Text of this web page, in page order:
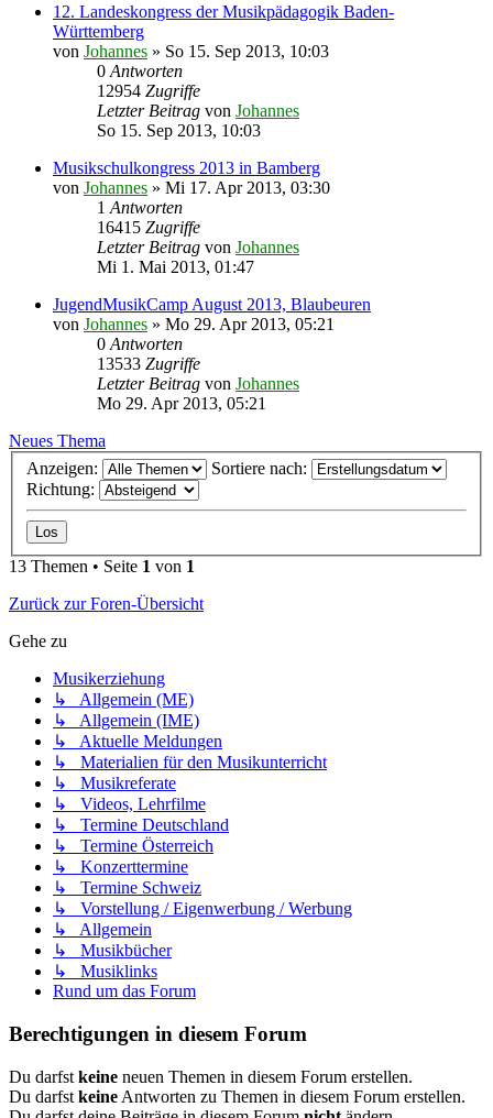
12. Landeskongress der Musikpädagogik Baden-
Württemberg
von Johannes » So 15. Sep 2013, 10:03
0 Antworten
12954 Zugriffe
Letzter Beitrag von Johannes
So 15. Sep 2013, 10:03
Musikschulkongress 2013 in Bamberg
von Johannes » Mi 17. Apr 2013, 03:30
1 Antworten
16415 Zugriffe
Letzter Beitrag von Johannes
Mi 1. Mai 2013, 01:47
JugendMusikCamp August 2013, Blaubeuren
von Johannes » Mo 29. Apr 2013, 05:21
0 Antworten
13533 Zugriffe
Letzter Beitrag von Johannes
Mo 29. Apr 2013, 05:21
Neues Thema
Anzeigen:
Sortiere nach:
Richtung:
13 Themen • Seite 1 von 1
Zurück zur Foren-Übersicht
Gehe zu
Musikerziehung
↳ Allgemein (ME)
↳ Allgemein (IME)
↳ Aktuelle Meldungen
↳ Materialien für den Musikunterricht
↳ Musikreferate
↳ Videos, Lehrfilme
↳ Termine Deutschland
↳ Termine Österreich
↳ Konzerttermine
↳ Termine Schweiz
↳ Vorstellung / Eigenwerbung / Werbung
↳ Allgemein
↳ Musikbücher
↳ Musiklinks
Rund um das Forum
Berechtigungen in diesem Forum
Du darfst keine neuen Themen in diesem Forum erstellen.
Du darfst keine Antworten zu Themen in diesem Forum erstellen.